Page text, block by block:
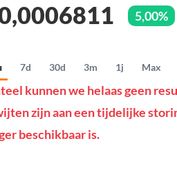
5,00%
7d 30d 3m 1j Max
kunnen we helaas geen
zijn aan een tijdelijke
beschikbaar is.